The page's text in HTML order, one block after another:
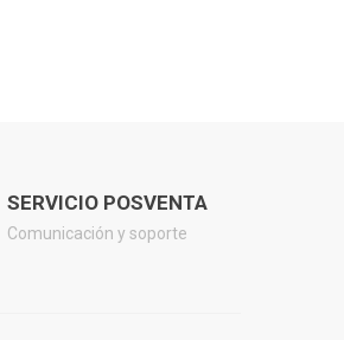
SERVICIO POSVENTA
Comunicación y soporte